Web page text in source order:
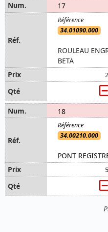
17
34.01090.000
ROULEAU
BETA
18
34.00210.000
PONT